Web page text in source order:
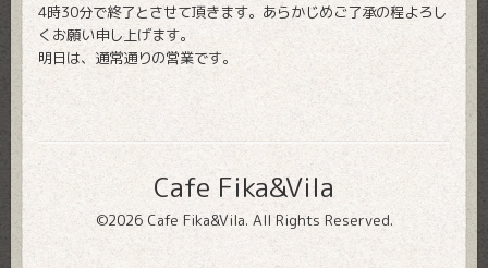
4時30分で終了とさせて頂きます。あらかじめご了承の程よろし
くお願い申し上げます。
明日は、通常通りの営業です。
Cafe Fika&Vila
©2026 Cafe Fika&Vila. All Rights Reserved.